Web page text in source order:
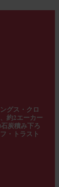
グス・クロ
約2エーカー
炭積み下ろ
・トラスト